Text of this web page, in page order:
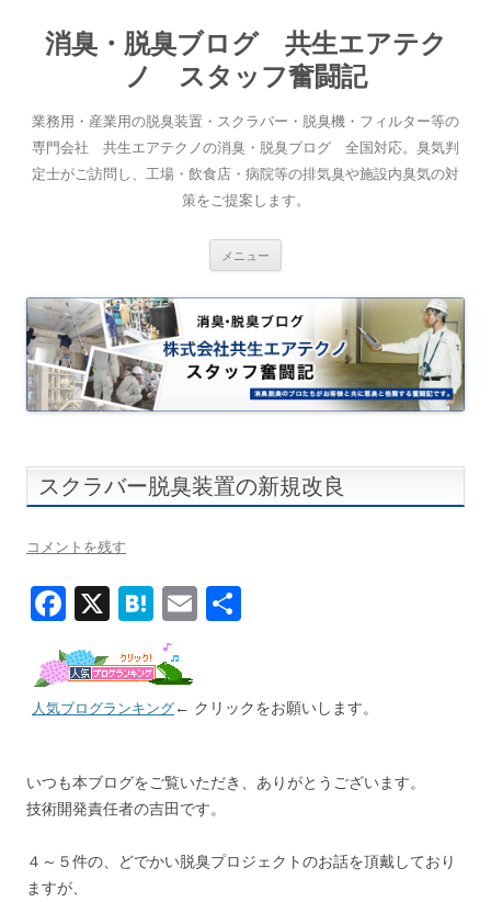
消臭・脱臭ブログ 共生エアテク
ノ スタッフ奮闘記
業務用・産業用の脱臭装置・スクラバー・脱臭機・フィルター等の
専門会社 共生エアテクノの消臭・脱臭ブログ 全国対応。臭気判
定士がご訪問し、工場・飲食店・病院等の排気臭や施設内臭気の対
策をご提案します。
メニュー
スクラバー脱臭装置の新規改良
コメントを残す
F
ac
e
b
o
k
X H
at
e
n
E
l
人気ブログランキング← クリックをお願いします。
いつも本ブログをご覧いただき、ありがとうございます。
技術開発責任者の吉田です。
４～５件の、どでかい脱臭プロジェクトのお話を頂戴しており
ますが、